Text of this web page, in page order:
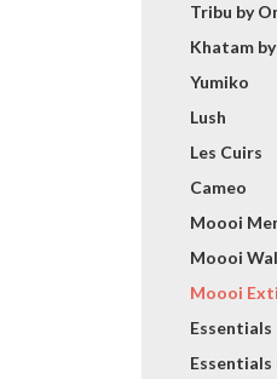
Tribu by
Khatam
Yumiko
Lush
Les Cuirs
Cameo
Moooi
Moooi
Moooi
Essentials
Essentials